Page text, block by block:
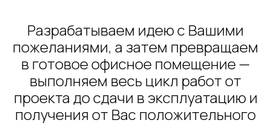
Разрабатываем идею с Вашими
пожеланиями, а затем превращаем
в готовое офисное помещение —
выполняем весь цикл работ от
проекта до сдачи в эксплуатацию и
получения от Вас положительного